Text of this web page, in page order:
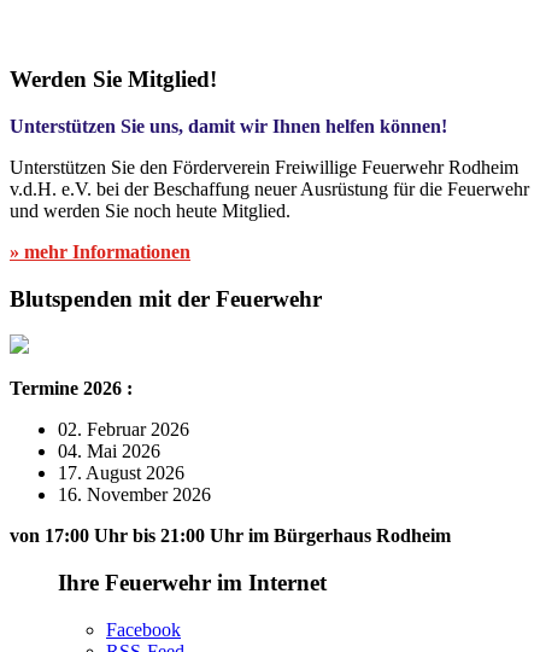
Werden Sie Mitglied!
Unterstützen Sie uns, damit wir Ihnen helfen können!
Unterstützen Sie den Förderverein Freiwillige Feuerwehr Rodheim
v.d.H. e.V. bei der Beschaffung neuer Ausrüstung für die Feuerwehr
und werden Sie noch heute Mitglied.
» mehr Informationen
Blutspenden mit der Feuerwehr
Termine 2026 :
02. Februar 2026
04. Mai 2026
17. August 2026
16. November 2026
von 17:00 Uhr bis 21:00 Uhr im Bürgerhaus Rodheim
Ihre Feuerwehr im Internet
Facebook